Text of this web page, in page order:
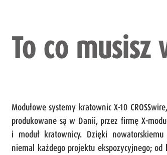
To co musisz
Modułowe systemy kratownic X-10
produkowane są w Danii, przez firmę X-
i moduł kratownicy. Dzięki
niemal każdego projektu ekspozycyjnego;